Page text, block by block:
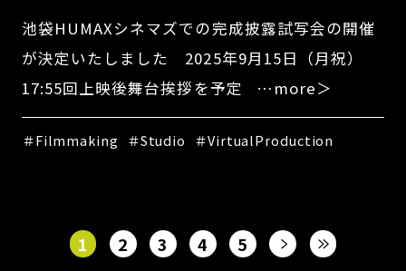
池袋HUMAXシネマズでの完成披露試写会の開催
が決定いたしました 2025年9月15日（月祝）
17:55回上映後舞台挨拶を予定 …more＞
＃Filmmaking ＃Studio ＃VirtualProduction
1 2 3 4 5